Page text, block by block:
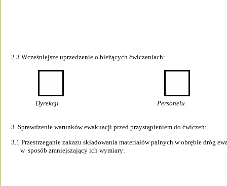
2.3 Wcześniejsze uprzedzenie o bieżących ćwiczeniach:
Dyrekcji
Personelu
3. Sprawdzenie warunków ewakuacji przed przystąpieniem do ćwiczeń:
3.1 Przestrzeganie zakazu składowania materiałów palnych w obrębie
      w  sposób zmniejszający ich wymiary: